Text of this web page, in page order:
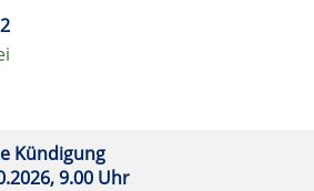
Kündigung
9.00 Uhr